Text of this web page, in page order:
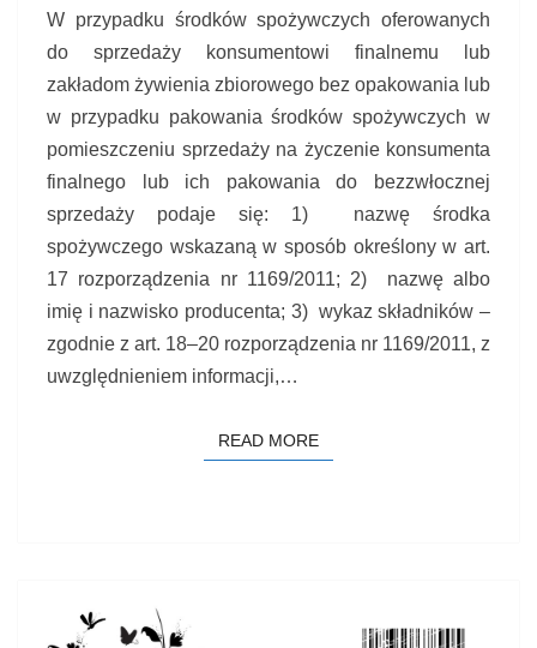
W przypadku środków spożywczych oferowanych
do sprzedaży konsumentowi finalnemu lub
zakładom żywienia zbiorowego bez opakowania lub
w przypadku pakowania środków spożywczych w
pomieszczeniu sprzedaży na życzenie konsumenta
finalnego lub ich pakowania do bezzwłocznej
sprzedaży podaje się: 1) nazwę środka
spożywczego wskazaną w sposób określony w art.
17 rozporządzenia nr 1169/2011; 2) nazwę albo
imię i nazwisko producenta; 3) wykaz składników –
zgodnie z art. 18–20 rozporządzenia nr 1169/2011, z
uwzględnieniem informacji,…
READ MOREREAD MORE